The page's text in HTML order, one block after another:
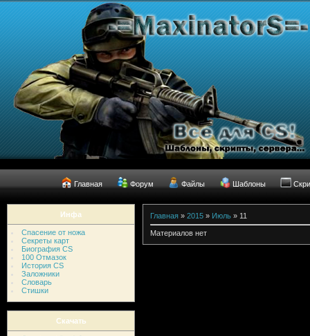
Главная Форум Файлы Шаблоны
Инфа
Спасение от ножа
Секреты карт
Биография CS
100 Отмазок
История CS
Заложники
Словарь
Стишки
Скачать
Главная » 2015 » Июль » 11
Материалов нет